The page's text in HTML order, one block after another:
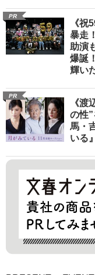
PR
《祝
暴走
助演
爆誕
輝い
PR
《渡
の性
馬・
いる